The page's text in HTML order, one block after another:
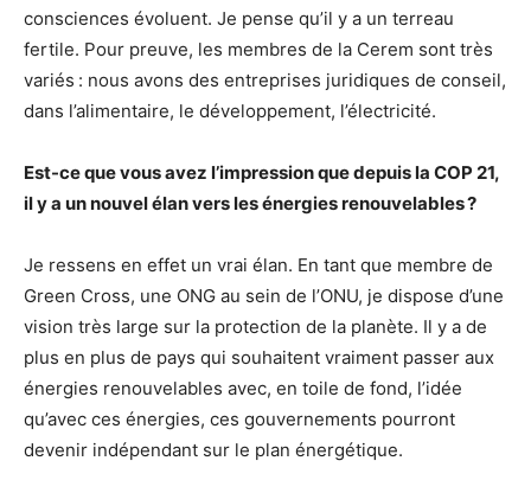
consciences évoluent. Je pense qu’il y a un terreau
fertile. Pour preuve, les membres de la Cerem sont très
variés : nous avons des entreprises juridiques de conseil,
dans l’alimentaire, le développement, l’électricité.
Est-ce que vous avez l’impression que depuis la COP 21,
il y a un nouvel élan vers les énergies renouvelables ?
Je ressens en effet un vrai élan. En tant que membre de
Green Cross, une ONG au sein de l’ONU, je dispose d’une
vision très large sur la protection de la planète. Il y a de
plus en plus de pays qui souhaitent vraiment passer aux
énergies renouvelables avec, en toile de fond, l’idée
qu’avec ces énergies, ces gouvernements pourront
devenir indépendant sur le plan énergétique.